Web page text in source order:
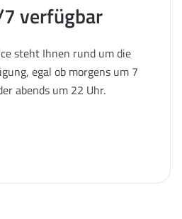
verfügbar
steht Ihnen rund um die
egal ob morgens um 7
abends um 22 Uhr.